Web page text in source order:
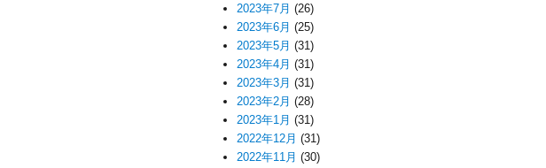
2023年7月 (26)
2023年6月 (25)
2023年5月 (31)
2023年4月 (31)
2023年3月 (31)
2023年2月 (28)
2023年1月 (31)
2022年12月 (31)
2022年11月 (30)